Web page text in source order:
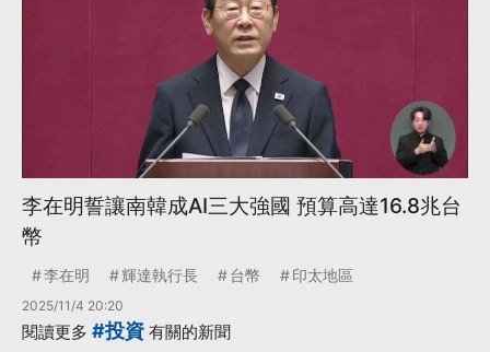
李在明誓讓南韓成AI三大強國 預算高達16.8兆台
幣
李在明 輝達執行長 台幣 印太地區
2025/11/4 20:20
閱讀更多 #投資 有關的新聞